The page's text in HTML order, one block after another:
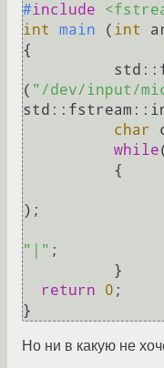
#include
int
main ( int
{
( "/dev/input/
char
while
);
"|" ;
return
0 ;
Но ни в какую не